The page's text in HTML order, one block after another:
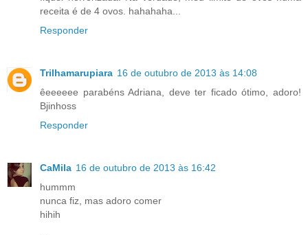
receita é de 4 ovos. hahahaha...
Responder
Trilhamarupiara 16 de outubro de 2013 às 14:08
êeeeeee parabéns Adriana, deve ter ficado ótimo, adoro!
Bjinhoss
Responder
CaMila 16 de outubro de 2013 às 16:42
hummm
nunca fiz, mas adoro comer
hihih